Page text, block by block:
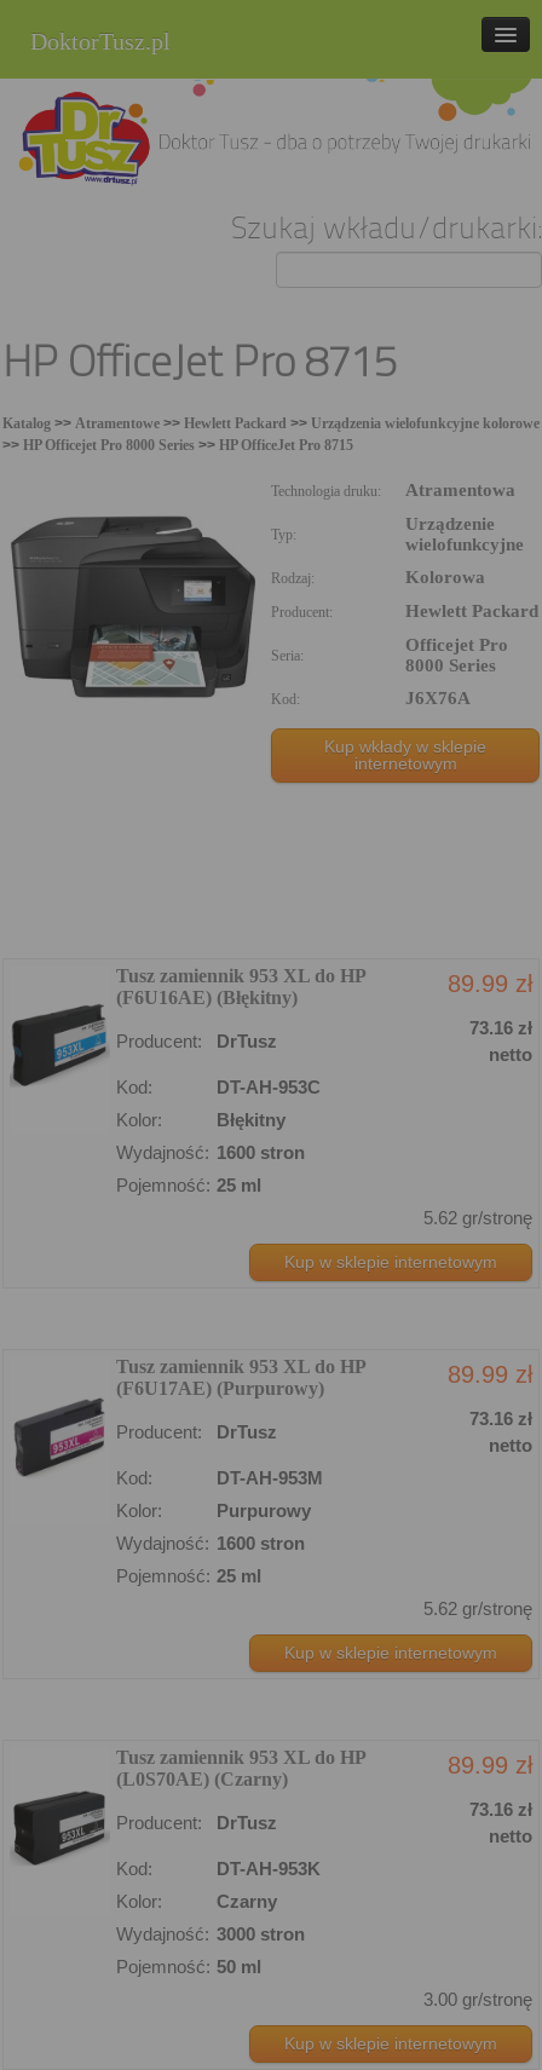
DoktorTusz.pl
tel. 857 337 337
Strona główna
Sklep internetowy
Szukaj wkładu/drukarki:
HP OfficeJet Pro 8715
Katalog >> Atramentowe >> Hewlett Packard >> Urządzenia wielofunkcyjne kolorowe
>> HP Officejet Pro 8000 Series >> HP OfficeJet Pro 8715
Technologia druku: Atramentowa
Typ:
Urządzenie
wielofunkcyjne
Rodzaj: Kolorowa
Producent: Hewlett Packard
Seria:
Officejet Pro
8000 Series
Kod: J6X76A
Kup wkłady w sklepie
internetowym
Tusz zamiennik 953 XL do HP
(F6U16AE) (Błękitny)
89.99 zł
Producent: DrTusz
73.16 zł
netto
Kod:
DT-AH-953C
Kolor:
Błękitny
Wydajność: 1600 stron
Pojemność: 25 ml
5.62 gr/stronę
Kup w sklepie internetowym
Tusz zamiennik 953 XL do HP
(F6U17AE) (Purpurowy)
89.99 zł
Producent: DrTusz
73.16 zł
netto
Kod:
DT-AH-953M
Kolor:
Purpurowy
Wydajność: 1600 stron
Pojemność: 25 ml
5.62 gr/stronę
Kup w sklepie internetowym
Tusz zamiennik 953 XL do HP
(L0S70AE) (Czarny)
89.99 zł
Producent: DrTusz
73.16 zł
netto
Kod:
DT-AH-953K
Kolor:
Czarny
Wydajność: 3000 stron
Pojemność: 50 ml
3.00 gr/stronę
Kup w sklepie internetowym